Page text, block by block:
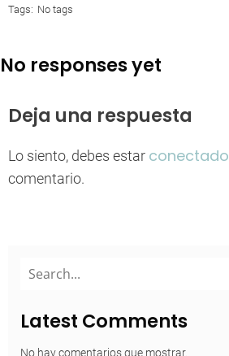
Tags: No tags
No responses yet
Deja una respuesta
Lo siento, debes estar conectado
comentario.
Latest Comments
No hay comentarios que mostrar.